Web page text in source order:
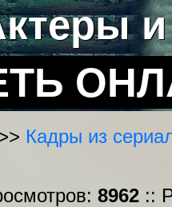
и
Кадры из
8962 ::